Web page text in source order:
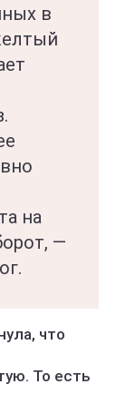
в
на
—
что
То есть